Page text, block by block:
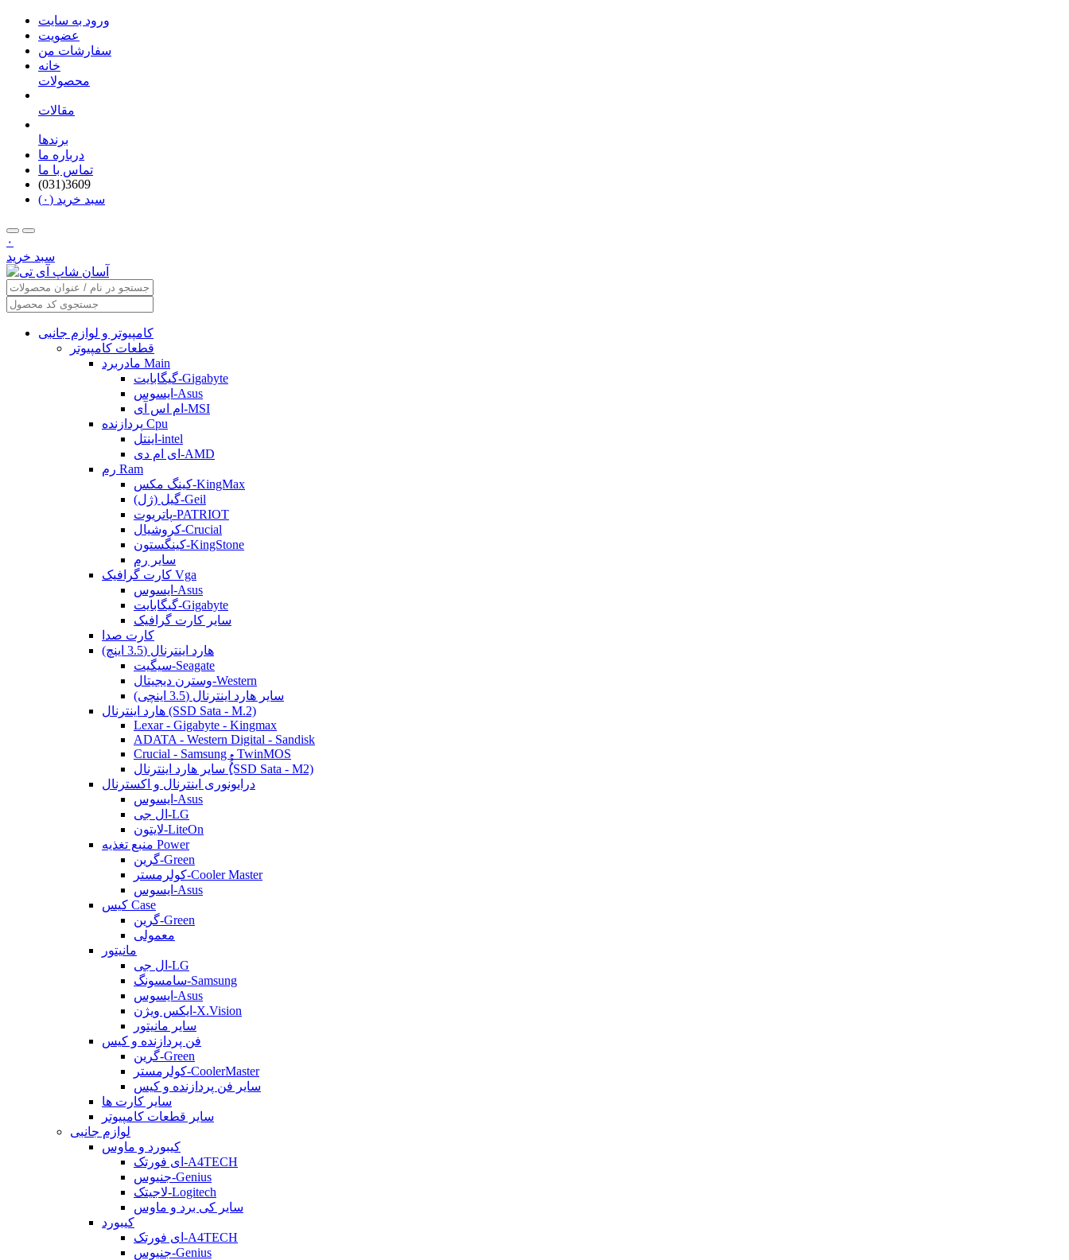
ورود به سایت
عضویت
سفارشات من
خانه
محصولات
مقالات
برندها
درباره ما
تماس با ما
(031)3609
سبد خرید (۰)
۰
سبد خرید
کامپیوتر و لوازم جانبی
قطعات کامپیوتر
مادربرد Main
گیگابایت-Gigabyte
ایسوس-Asus
ام اس آی-MSI
پردازنده Cpu
اینتل-intel
ای ام دی-AMD
رم Ram
کینگ مکس-KingMax
گیل (ژل)-Geil
پاتریوت-PATRIOT
کروشیال-Crucial
کینگستون-KingStone
سایر رم
کارت گرافیک Vga
ایسوس-Asus
گیگابایت-Gigabyte
سایر کارت گرافیک
کارت صدا
هارد اینترنال (3.5 اینچ)
سیگیت-Seagate
وسترن دیجیتال-Western
سایر هارد اینترنال (3.5 اینچی)
هارد اینترنال (SSD Sata - M.2)
Lexar - Gigabyte - Kingmax
ADATA - Western Digital - Sandisk
Crucial - Samsung - TwinMOS
سایر هارد اینترنال (ُُُِSSD Sata - M2)
درایونوری اینترنال و اکسترنال
ایسوس-Asus
ال جی-LG
لایتون-LiteOn
منبع تغذیه Power
گرین-Green
کولرمستر-Cooler Master
ایسوس-Asus
کیس Case
گرین-Green
معمولی
مانیتور
ال جی-LG
سامسونگ-Samsung
ایسوس-Asus
ایکس ویژن-X.Vision
سایر مانیتور
فن پردازنده و کیس
گرین-Green
کولرمستر-CoolerMaster
سایر فن پردازنده و کیس
سایر کارت ها
سایر قطعات کامپیوتر
لوازم جانبی
کیبورد و ماوس
ای فورتک-A4TECH
جنیوس-Genius
لاجیتک-Logitech
سایر کی برد و ماوس
کیبورد
ای فورتک-A4TECH
جنیوس-Genius